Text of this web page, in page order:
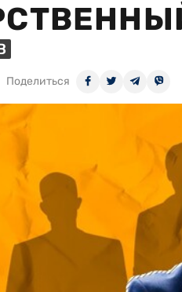
Поделиться